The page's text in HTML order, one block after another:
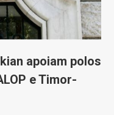
apoiam polos
e Timor-